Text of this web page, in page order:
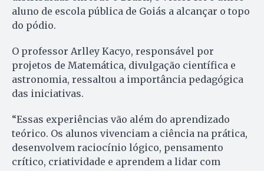
aluno de escola pública de Goiás a alcançar o topo
do pódio.
O professor Arlley Kacyo, responsável por
projetos de Matemática, divulgação científica e
astronomia, ressaltou a importância pedagógica
das iniciativas.
“Essas experiências vão além do aprendizado
teórico. Os alunos vivenciam a ciência na prática,
desenvolvem raciocínio lógico, pensamento
crítico, criatividade e aprendem a lidar com